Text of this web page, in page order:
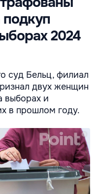
подкуп
2024
суд Бельц, филиал
двух женщин
выборах и
в прошлом году.